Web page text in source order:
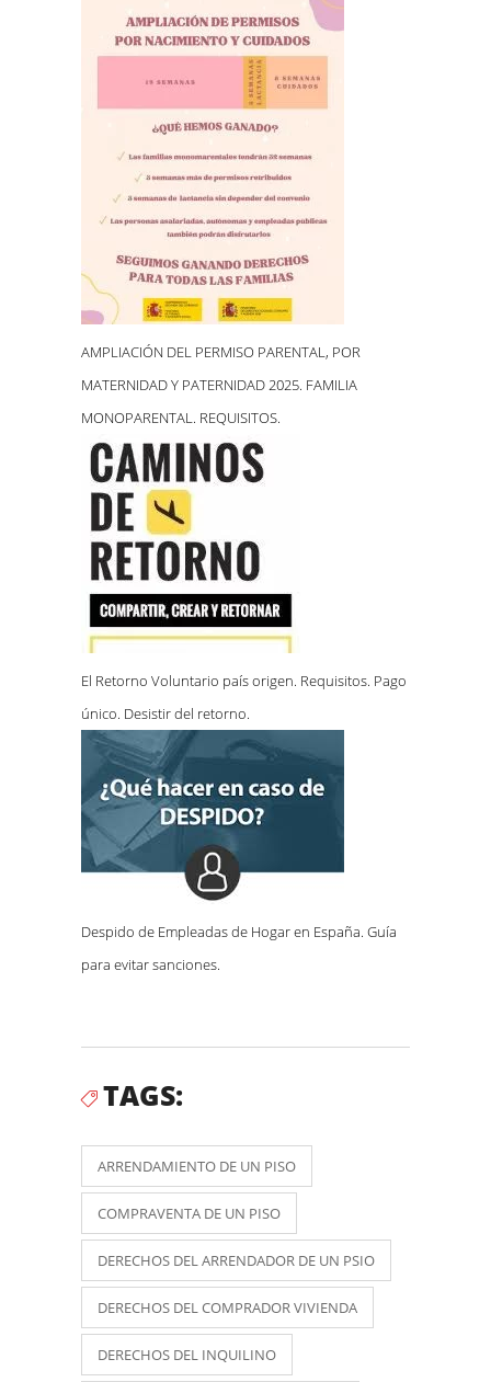
AMPLIACIÓN DEL PERMISO PARENTAL, POR
MATERNIDAD Y PATERNIDAD 2025. FAMILIA
MONOPARENTAL. REQUISITOS.
El Retorno Voluntario país origen. Requisitos. Pago
único. Desistir del retorno.
Despido de Empleadas de Hogar en España. Guía
para evitar sanciones.
TAGS:
ARRENDAMIENTO DE UN PISO
COMPRAVENTA DE UN PISO
DERECHOS DEL ARRENDADOR DE UN PSIO
DERECHOS DEL COMPRADOR VIVIENDA
DERECHOS DEL INQUILINO